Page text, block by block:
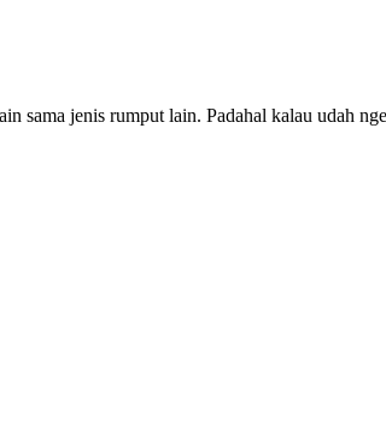
sama jenis rumput lain. Padahal kalau udah